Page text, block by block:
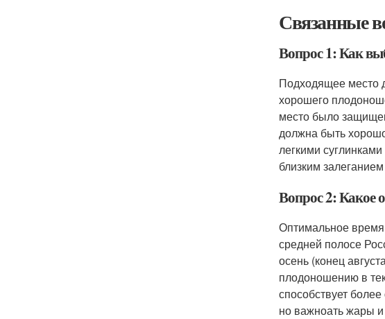
Связанные
Вопрос 1: Как
Подходящее место
хорошего
место было
должна быть
легкими
близким
Вопрос 2: Какое
Оптимальное время
средней полосе
осень (конец
плодоношению в
способствует
но важноать жары и